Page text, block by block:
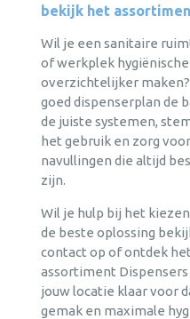
bekijk het
Wil je een sanitaire
of werkplek
overzichtelijker maken?
goed dispenserplan de
de juiste systemen,
het gebruik en zorg
navullingen die altijd
zijn.
Wil je hulp bij het
de beste oplossing
contact op of ontdek het
assortiment Dispensers
jouw locatie klaar voor
gemak en maximale